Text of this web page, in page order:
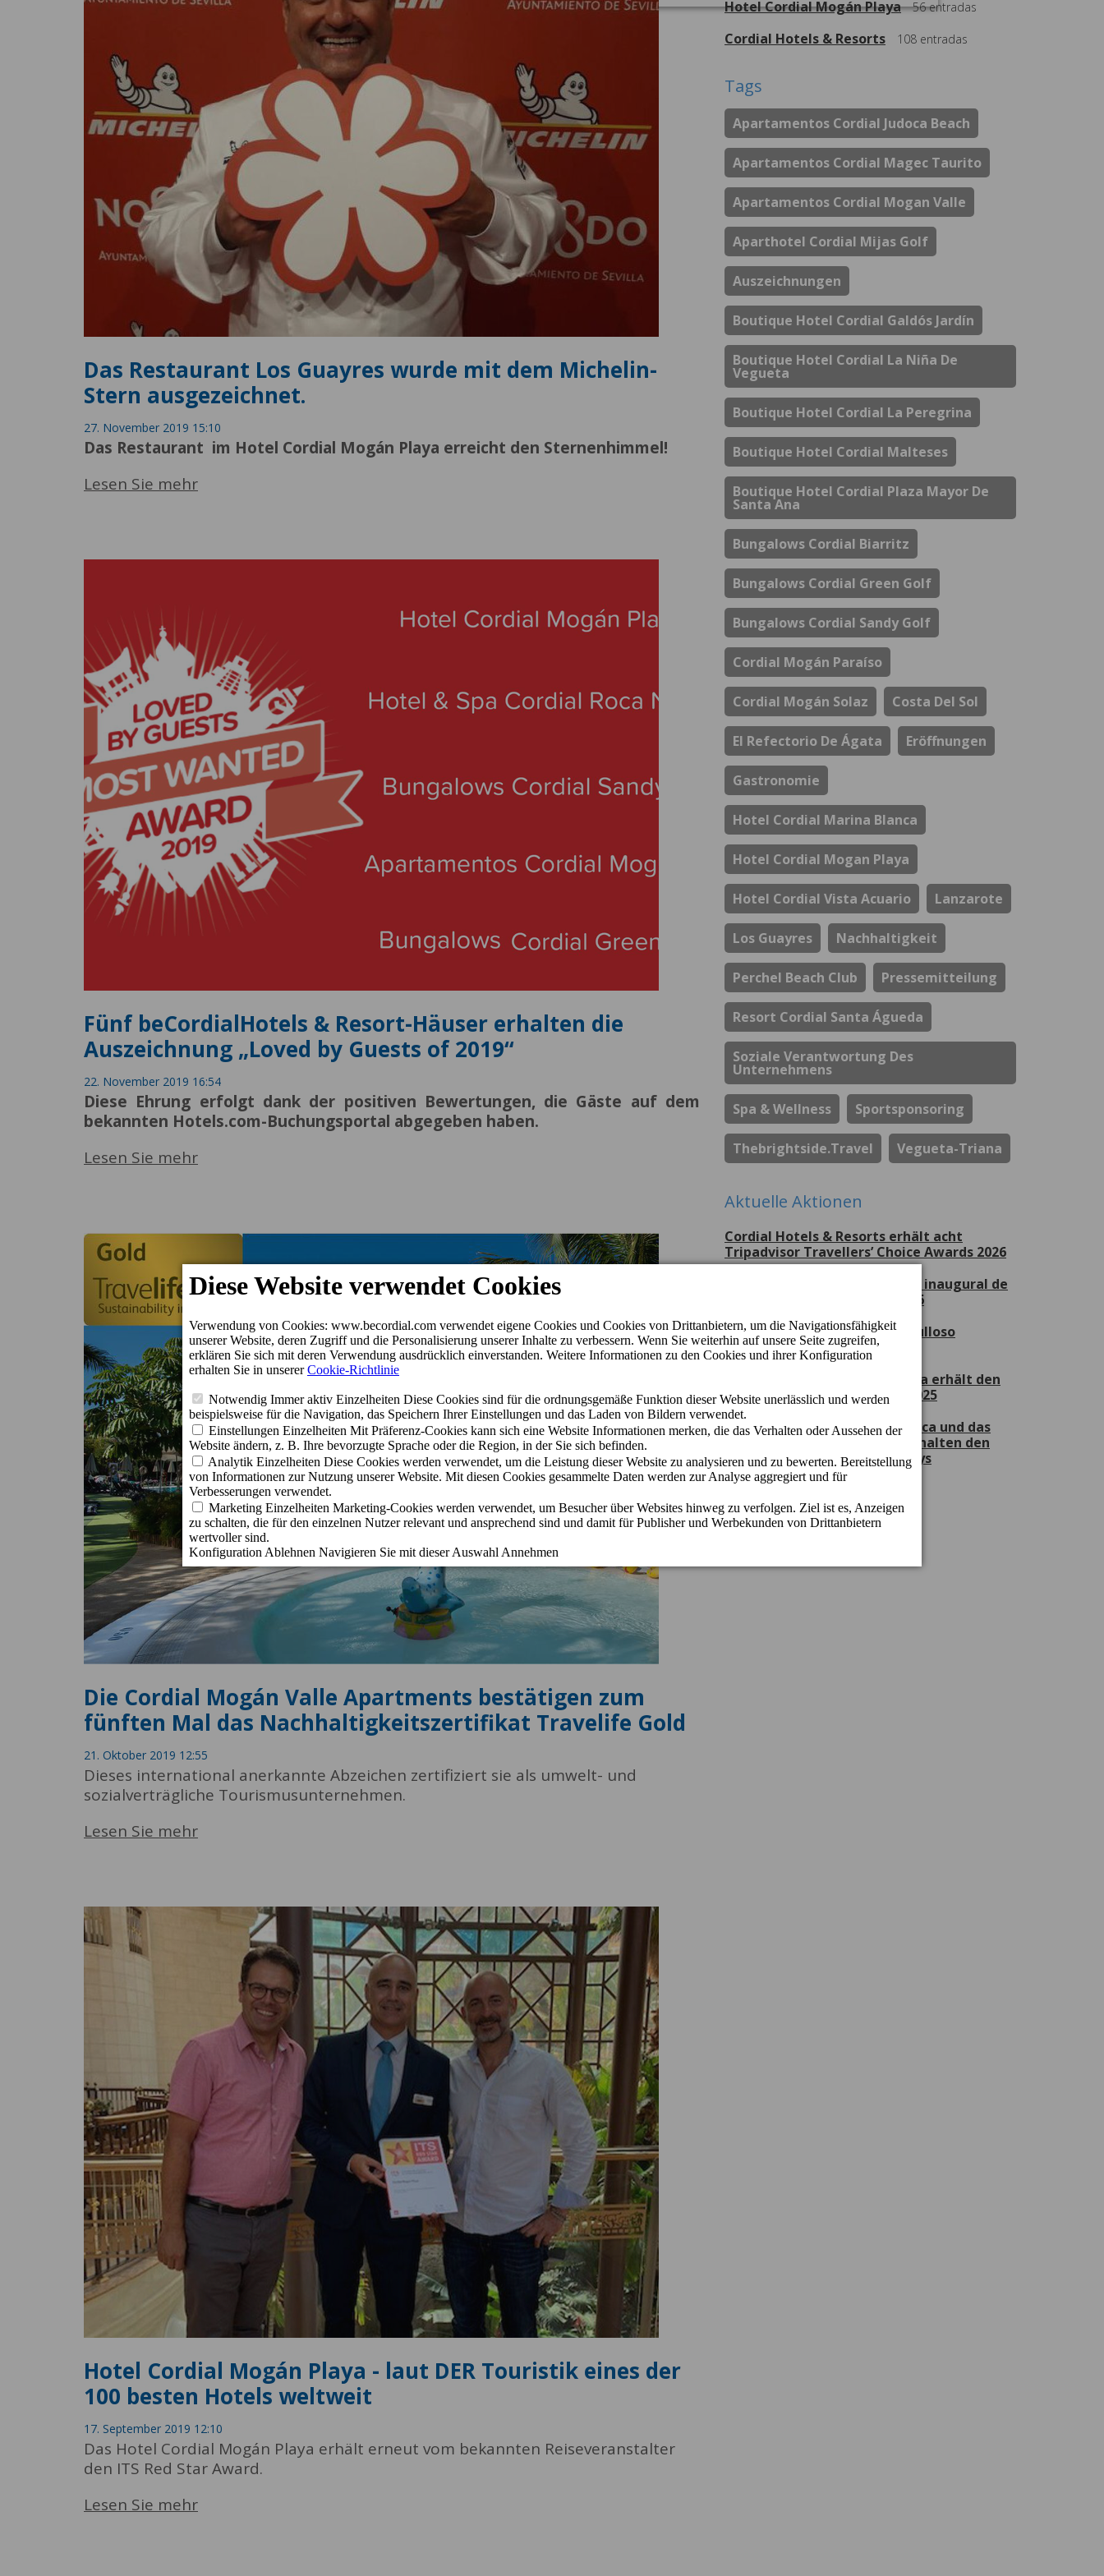
Das Restaurant Los Guayres wurde mit dem Michelin-
Stern ausgezeichnet.
27. November 2019 15:10
Das Restaurant im Hotel Cordial Mogán Playa erreicht den Sternenhimmel!
Lesen Sie mehr
Fünf beCordialHotels & Resort-Häuser erhalten die
Auszeichnung „Loved by Guests of 2019“
22. November 2019 16:54
Diese Ehrung erfolgt dank der positiven Bewertungen, die Gäste auf dem
bekannten Hotels.com-Buchungsportal abgegeben haben.
Lesen Sie mehr
Die Cordial Mogán Valle Apartments bestätigen zum
fünften Mal das Nachhaltigkeitszertifikat Travelife Gold
21. Oktober 2019 12:55
Dieses international anerkannte Abzeichen zertifiziert sie als umwelt- und
sozialverträgliche Tourismusunternehmen.
Lesen Sie mehr
Hotel Cordial Mogán Playa - laut DER Touristik eines der
100 besten Hotels weltweit
17. September 2019 12:10
Das Hotel Cordial Mogán Playa erhält erneut vom bekannten Reiseveranstalter
den ITS Red Star Award.
Lesen Sie mehr
Hotel Cordial Mogán Playa 56 entradas
Cordial Hotels & Resorts 108 entradas
Tags
Apartamentos Cordial Judoca Beach
Apartamentos Cordial Magec Taurito
Apartamentos Cordial Mogan Valle
Aparthotel Cordial Mijas Golf
Auszeichnungen
Boutique Hotel Cordial Galdós Jardín
Boutique Hotel Cordial La Niña De
Vegueta
Boutique Hotel Cordial La Peregrina
Boutique Hotel Cordial Malteses
Boutique Hotel Cordial Plaza Mayor De
Santa Ana
Bungalows Cordial Biarritz
Bungalows Cordial Green Golf
Bungalows Cordial Sandy Golf
Cordial Mogán Paraíso
Cordial Mogán Solaz Costa Del Sol
El Refectorio De Ágata Eröffnungen
Gastronomie
Hotel Cordial Marina Blanca
Hotel Cordial Mogan Playa
Hotel Cordial Vista Acuario Lanzarote
Los Guayres Nachhaltigkeit
Perchel Beach Club Pressemitteilung
Resort Cordial Santa Águeda
Soziale Verantwortung Des
Unternehmens
Spa & Wellness Sportsponsoring
Thebrightside.travel Vegueta-Triana
Aktuelle Aktionen
Cordial Hotels & Resorts erhält acht
Tripadvisor Travellers’ Choice Awards 2026
Perchel Beach Club, escenario inaugural de
Gran Canaria Swim Week 2026
Cordial Hotels & Resorts, orgulloso
patrocinador del CV Guaguas
Das Hotel Cordial Mogán Playa erhält den
Jet2holidays Quality Award 2025
Das Hotel Cordial Marina Blanca und das
Hotel Cordial Mogán Playa erhalten den
Quality Award von Jet2holidays